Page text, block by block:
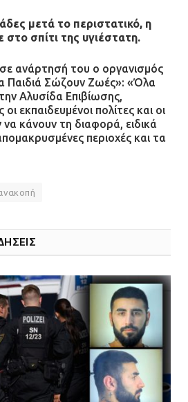
μετά το περιστατικό, η
σπίτι της υγιέστατη.
ανάρτησή του ο οργανισμός
Παιδιά Σώζουν Ζωές»: «Όλα
Αλυσίδα Επιβίωσης,
εκπαιδευμένοι πολίτες και οι
κάνουν τη διαφορά, ειδικά
περιοχές και τα